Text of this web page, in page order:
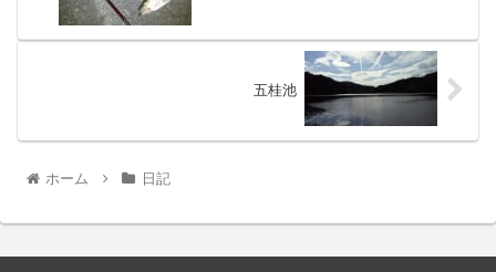
五桂池
ホーム 日記